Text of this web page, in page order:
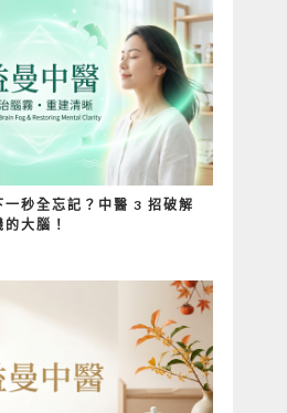
秒全忘記？中醫 3 招破解
大腦！